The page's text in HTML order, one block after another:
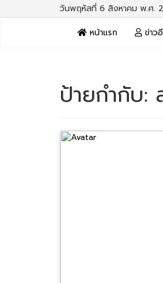
วันพฤหัสที่ 6 สิงหาคม พ.ศ.
หน้าแรก
ข่าว
ป้ายกำกับ: